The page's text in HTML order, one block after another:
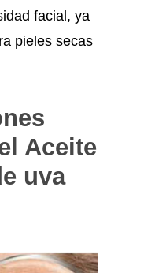
facial, ya
pieles secas
Aceite
uva